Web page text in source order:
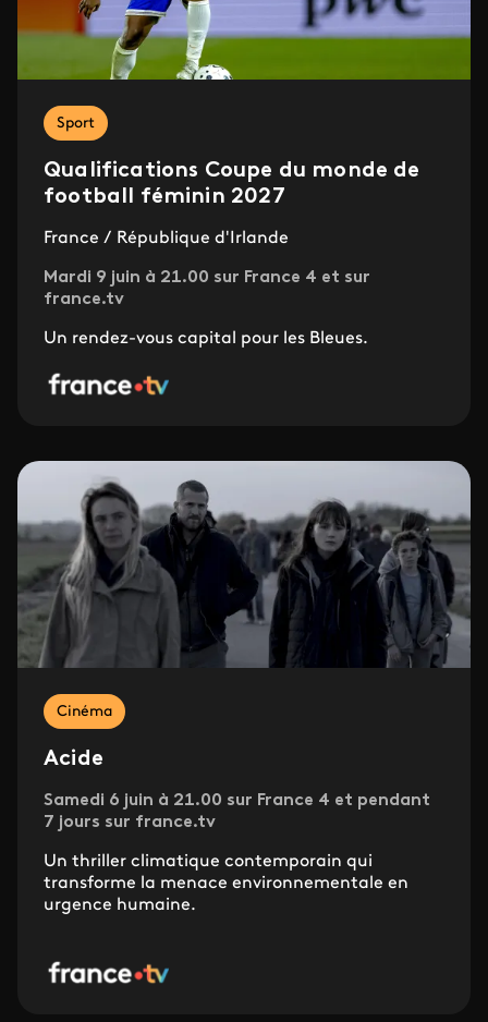
Sport
Qualifications Coupe du monde de
football féminin 2027
France / République d'Irlande
Mardi 9 juin à 21.00 sur France 4 et sur
france.tv
Un rendez-vous capital pour les Bleues.
Cinéma
Acide
Samedi 6 juin à 21.00 sur France 4 et pendant
7 jours sur france.tv
Un thriller climatique contemporain qui
transforme la menace environnementale en
urgence humaine.